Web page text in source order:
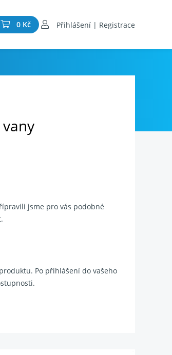
0 Kč Přihlášení | Registrace
jsme pro vás podobné
Po přihlášení do vašeho